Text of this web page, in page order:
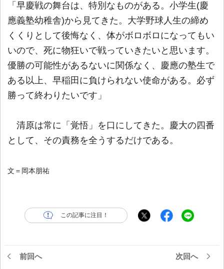
「早慶戦の舞台は、特別なものがある。小学生(慶
應義塾幼稚舎)から見てきた。大学野球人生の締め
くくりとして後悔なく、体がボロボロになってもい
いので、死に物狂いで戦っていきたいと思います。
優勝の可能性があるないに関係なく、慶應の塾生で
ある以上、早稲田に負けられない使命がある。必ず
勝って終わりたいです」
清原は常に「覚悟」を口にしてきた。慶大の四番
として、その責務を全うするだけである。
文＝岡本朋祐
この記事に注目！
前回へ 次回へ